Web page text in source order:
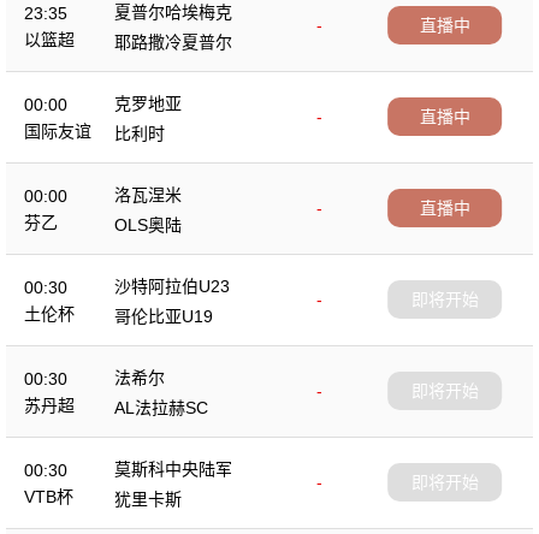
23:35
以篮超
夏普尔哈埃梅克
-
耶路撒冷夏普尔
直播中
00:00
国际友谊
克罗地亚
-
比利时
直播中
00:00
芬乙
洛瓦涅米
-
OLS奥陆
直播中
00:30
土伦杯
沙特阿拉伯U23
-
哥伦比亚U19
即将开始
00:30
苏丹超
法希尔
-
AL法拉赫SC
即将开始
00:30
VTB杯
莫斯科中央陆军
-
犹里卡斯
即将开始